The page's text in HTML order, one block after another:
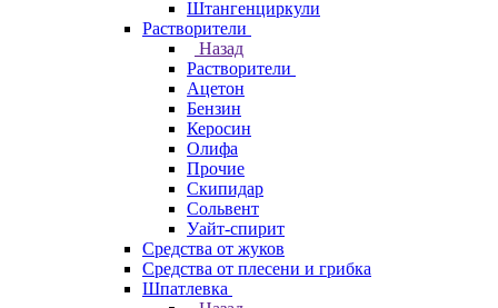
Штангенциркули
Растворители
Назад
Растворители
Ацетон
Бензин
Керосин
Олифа
Прочие
Скипидар
Сольвент
Уайт-спирит
Средства от жуков
Средства от плесени и грибка
Шпатлевка